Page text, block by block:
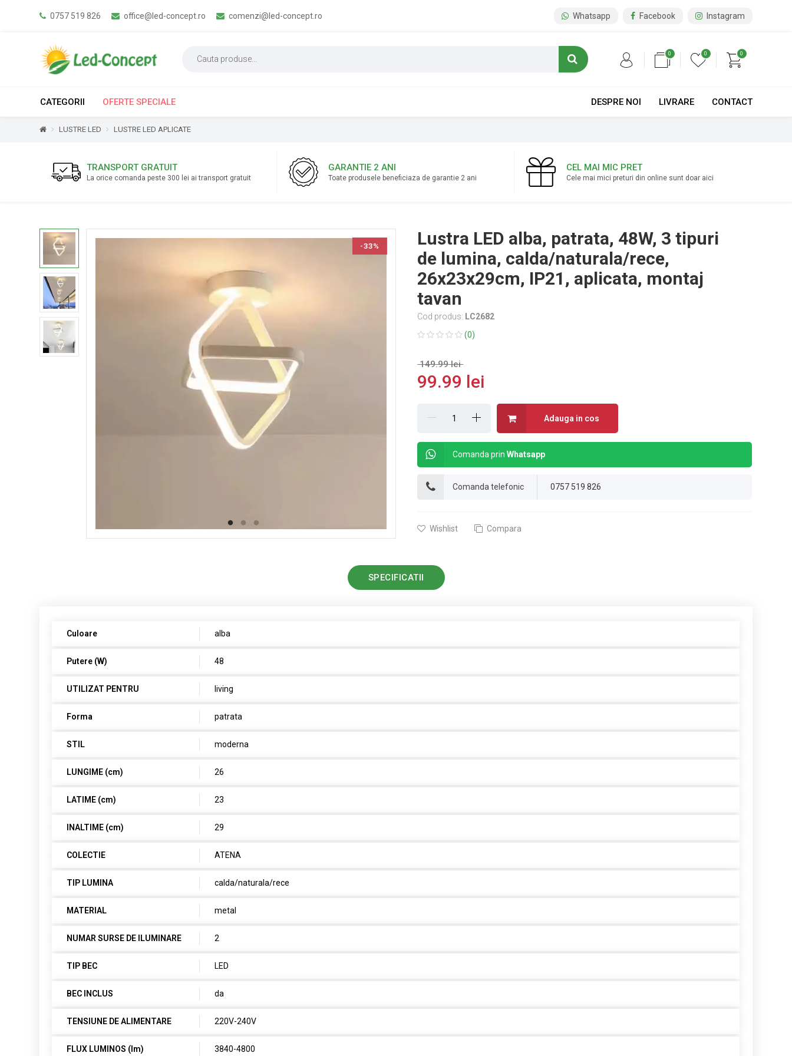
0757 519 826 office@led-concept.ro comenzi@led-concept.ro Whatsapp Facebook Instagram
0
0
0
CATEGORII OFERTE SPECIALE CONTACT
LIVRARE
DESPRE NOI
LUSTRE LED LUSTRE LED APLICATE
TRANSPORT GRATUIT
La orice comanda peste 300 lei ai transport gratuit
GARANTIE 2 ANI
Toate produsele beneficiaza de garantie 2 ani
CEL MAI MIC PRET
Cele mai mici preturi din online sunt doar aici
-33%
Lustra LED alba, patrata, 48W, 3 tipuri
de lumina, calda/naturala/rece,
26x23x29cm, IP21, aplicata, montaj
tavan
Cod produs: LC2682
(0)
149.99 lei
99.99 lei
Adauga in cos
Comanda prinWhatsapp
Comanda telefonic 0757 519 826
Wishlist Compara
SPECIFICATII
Culoare alba
Putere (W) 48
UTILIZAT PENTRU living
Forma patrata
STIL moderna
LUNGIME (cm) 26
LATIME (cm) 23
INALTIME (cm) 29
COLECTIE ATENA
TIP LUMINA calda/naturala/rece
MATERIAL metal
NUMAR SURSE DE ILUMINARE 2
TIP BEC LED
BEC INCLUS da
TENSIUNE DE ALIMENTARE 220V-240V
FLUX LUMINOS (lm) 3840-4800